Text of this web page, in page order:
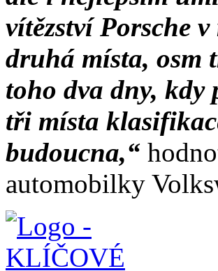
vítězství Porsche
druhá místa, osm
toho dva dny, kdy
tři místa
budoucna,“
automobilky